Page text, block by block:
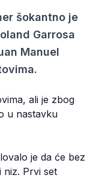
šokantno je
Garrosa
Manuel
ali je zbog
u nastavku
je da će bez
niz. Prvi set